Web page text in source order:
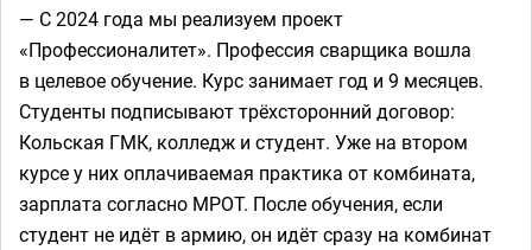
— С 2024 года мы реализуем проект
«Профессионалитет». Профессия сварщика вошла
в целевое обучение. Курс занимает год и 9 месяцев.
Студенты подписывают трёхсторонний договор:
Кольская ГМК, колледж и студент. Уже на втором
курсе у них оплачиваемая практика от комбината,
зарплата согласно МРОТ. После обучения, если
студент не идёт в армию, он идёт сразу на комбинат